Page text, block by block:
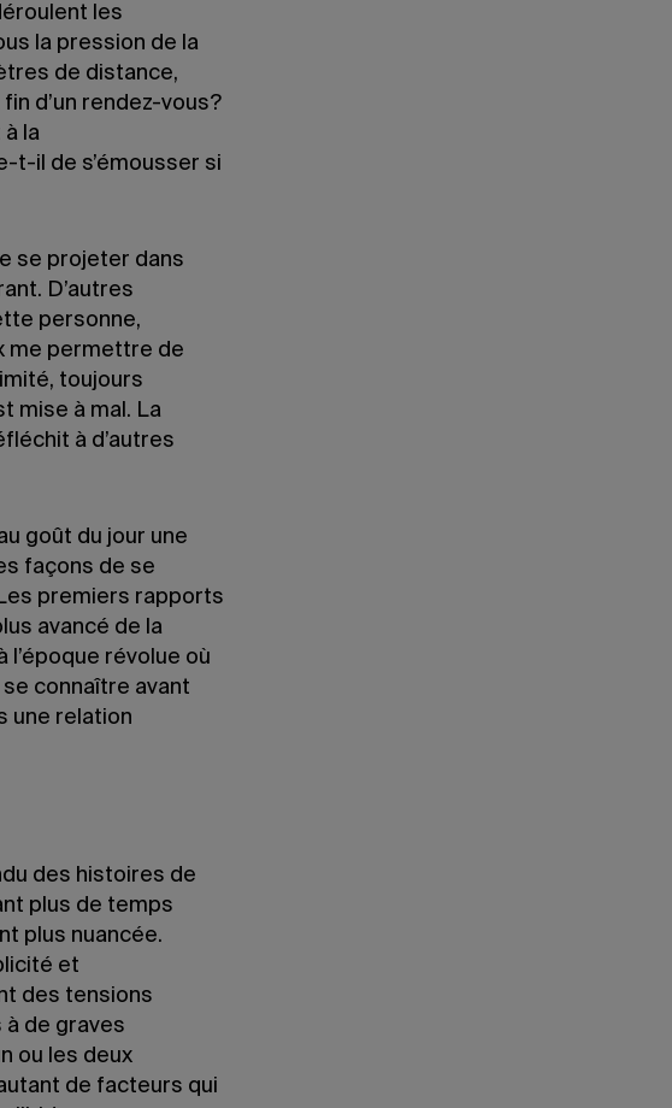
les
la pression de la
de distance,
d’un rendez-vous?
à la
t-il de s’émousser si
se projeter dans
D’autres
personne,
me permettre de
toujours
mise à mal. La
à d’autres
goût du jour une
façons de se
premiers rapports
avancé de la
l’époque révolue où
connaître avant
une relation
des histoires de
plus de temps
plus nuancée.
et
des tensions
de graves
ou les deux
de facteurs qui